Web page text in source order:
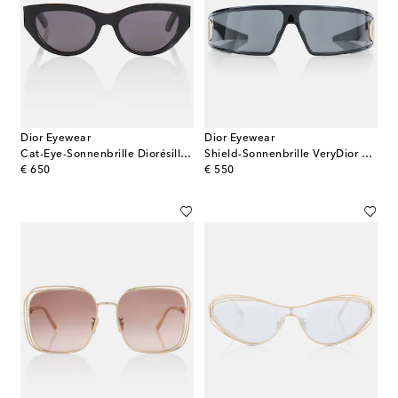
Dior Eyewear
Cat-Eye-Sonnenbrille Diorésille B1I
€ 650
original price
Dior Eyewear
Shield-Sonnenbrille VeryDior M1U
€ 550
original price